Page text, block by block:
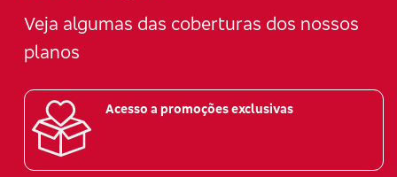
Veja algumas das coberturas dos nossos
planos
Acesso a promoções exclusivas